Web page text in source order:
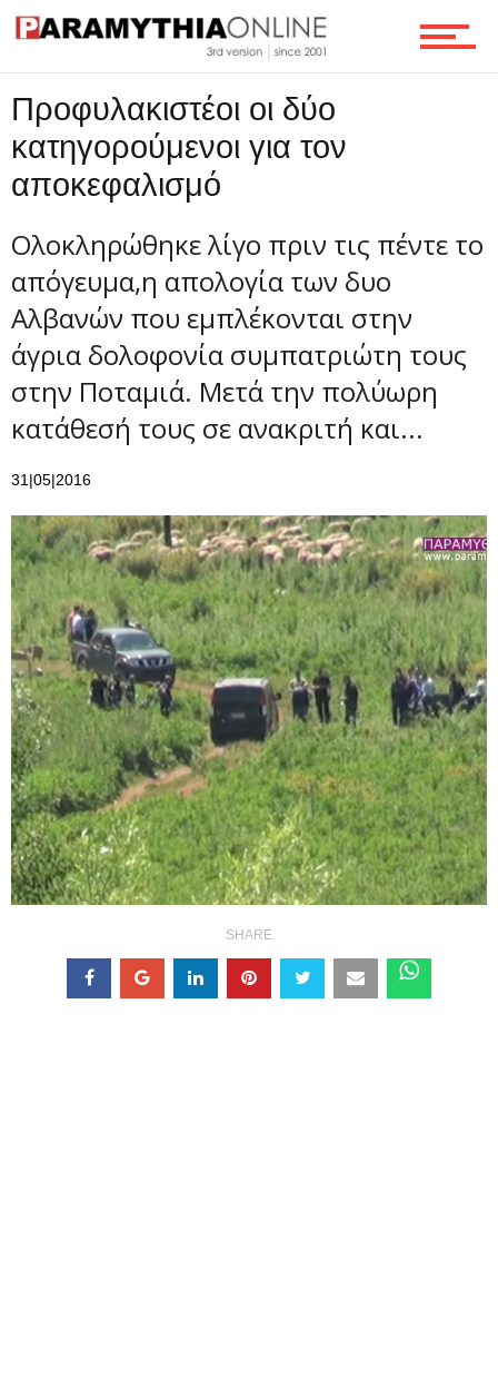
Ροή
Επικοινωνία
Προφυλακιστέοι οι δύο
κατηγορούμενοι για τον
αποκεφαλισμό
Ολοκληρώθηκε λίγο πριν τις πέντε το
απόγευμα,η απολογία των δυο
Αλβανών που εμπλέκονται στην
άγρια δολοφονία συμπατριώτη τους
στην Ποταμιά. Μετά την πολύωρη
κατάθεσή τους σε ανακριτή και...
31|05|2016
SHARE